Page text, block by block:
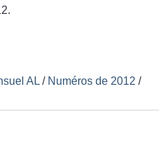
AL / Numéros de 2012 /